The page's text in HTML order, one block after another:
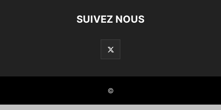
SUIVEZ NOUS
©